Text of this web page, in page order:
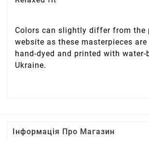
Colors can slightly differ from the
website as these masterpieces
hand-dyed and printed with water-
Ukraine.
Інформація Про Магазин